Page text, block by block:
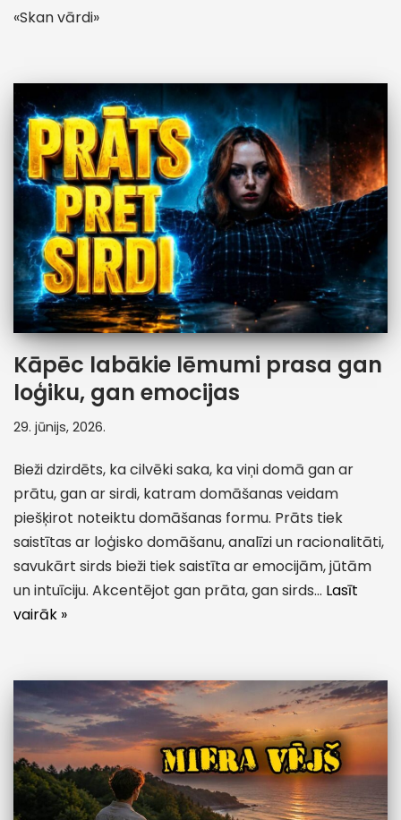
«Skan vārdi»
Kāpēc labākie lēmumi prasa gan
loģiku, gan emocijas
29. jūnijs, 2026.
Bieži dzirdēts, ka cilvēki saka, ka viņi domā gan ar
prātu, gan ar sirdi, katram domāšanas veidam
piešķirot noteiktu domāšanas formu. Prāts tiek
saistītas ar loģisko domāšanu, analīzi un racionalitāti,
savukārt sirds bieži tiek saistīta ar emocijām, jūtām
un intuīciju. Akcentējot gan prāta, gan sirds… Lasīt
vairāk »